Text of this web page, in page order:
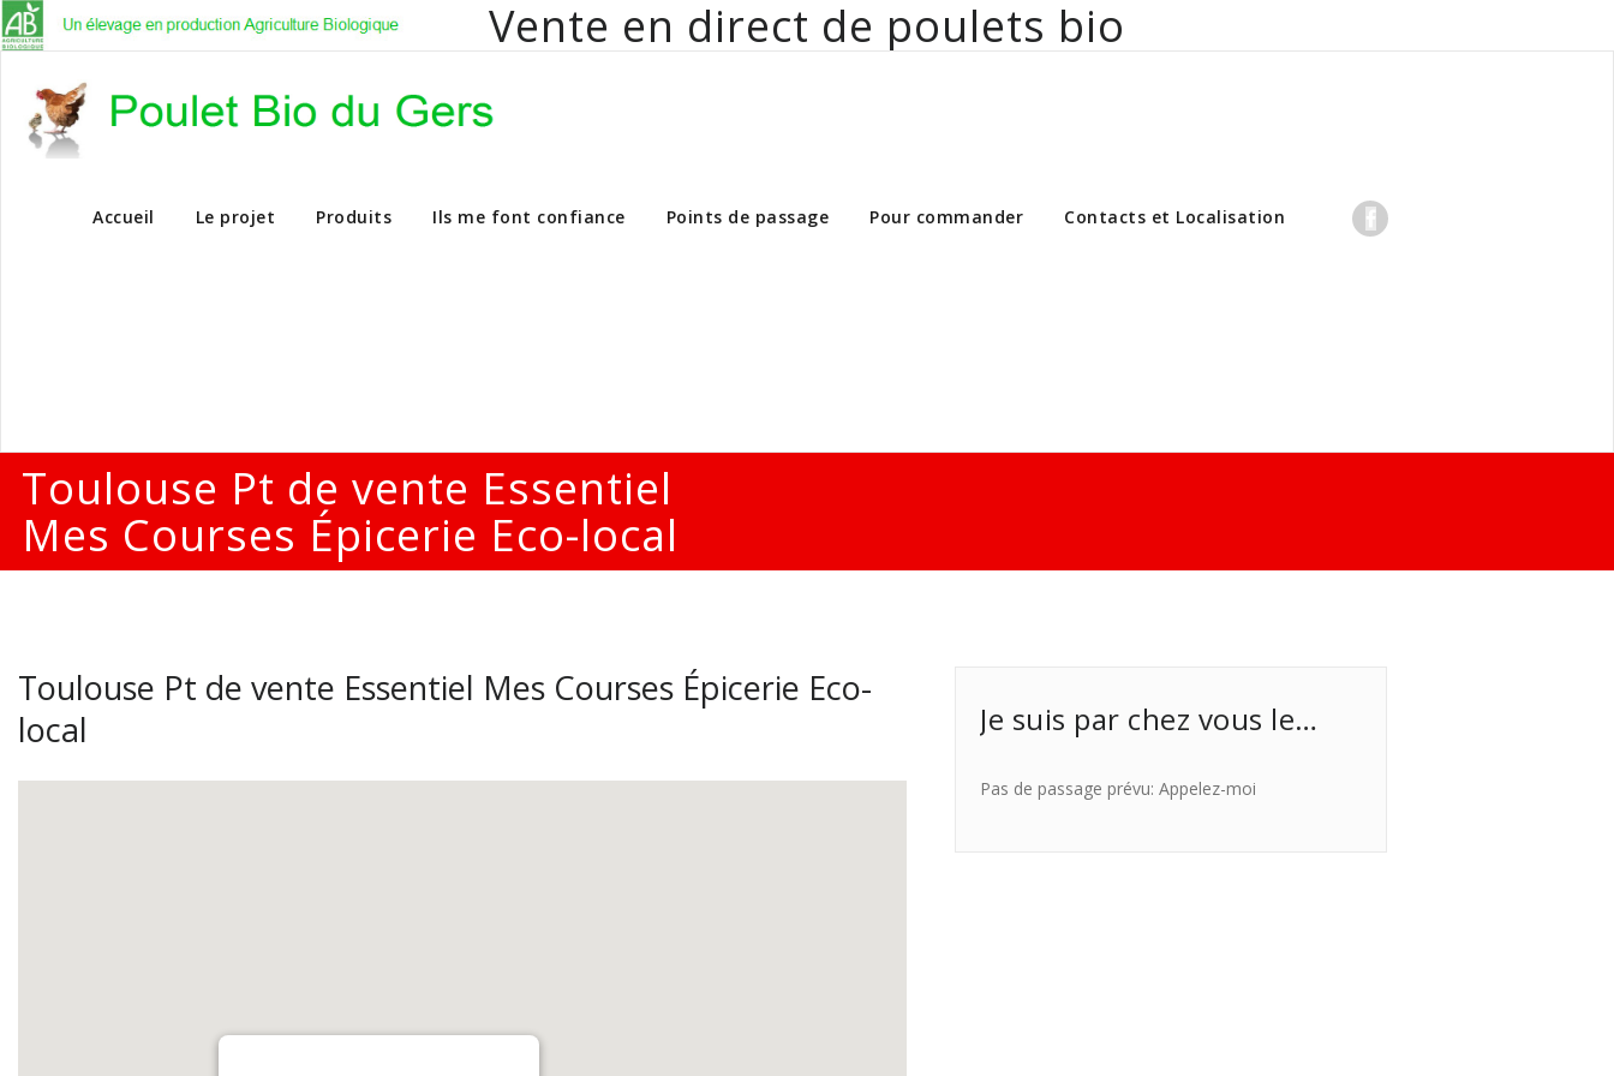
Vente en direct de poulets bio
Vente en direct de poulets bio aux particuliers et professionnels
Accueil Le projet Produits Ils me font confiance Points de passage Pour commander Contacts et Localisation
Toulouse Pt de vente Essentiel
Mes Courses Épicerie Eco-local
Toulouse Pt de vente Essentiel Mes Courses Épicerie Eco-
local
Je suis par chez vous le…
Pas de passage prévu: Appelez-moi